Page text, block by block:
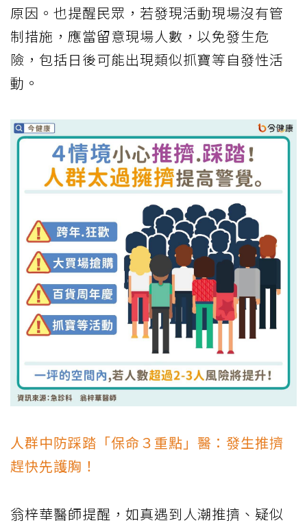
原因。也提醒民眾，若發現活動現場沒有管
制措施，應當留意現場人數，以免發生危
險，包括日後可能出現類似抓寶等自發性活
動。
人群中防踩踏「保命３重點」醫：發生推擠
趕快先護胸！
翁梓華醫師提醒，如真遇到人潮推擠、疑似